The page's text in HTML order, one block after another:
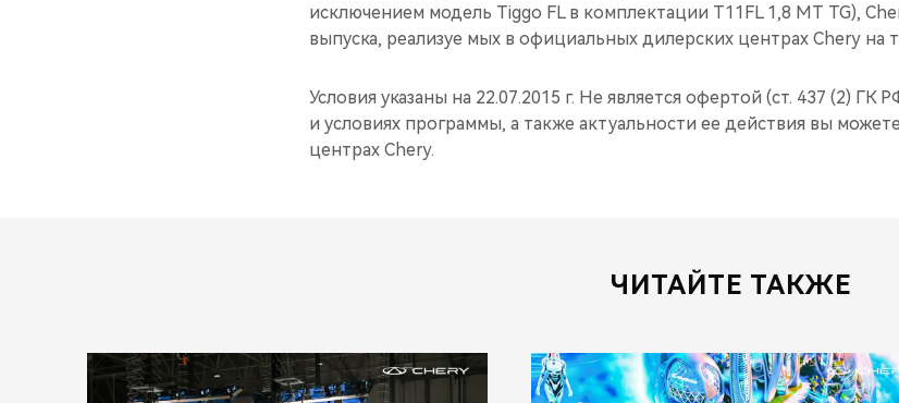
исключением модель Tiggo FL в комплектации T11FL 1,8 MT TG),
выпуска, реализуе мых в официальных дилерских центрах Chery на
Условия указаны на 22.07.2015 г. Не является офертой (ст. 437 (2)
и условиях программы, а также актуальности ее действия вы
центрах Chery.
ЧИТАЙТЕ ТАКЖЕ